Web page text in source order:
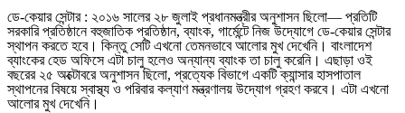
ডে-কেয়ার সেন্টার : ২০১৬ সালের ২৮ জুলাই প্রধানমন্ত্রীর অনুশাসন ছিলো— প্রতিটি
সরকারি প্রতিষ্ঠানে বহুজাতিক প্রতিষ্ঠান, ব্যাংক, গার্মেন্টে নিজ উদ্যোগে ডে-কেয়ার সেন্টার
স্থাপন করতে হবে। কিন্তু সেটি এখনো তেমনভাবে আলোর মুখ দেখেনি। বাংলাদেশ
ব্যাংকের হেড অফিসে এটা চালু হলেও অন্যান্য ব্যাংক তা চালু করেনি। এছাড়া ওই
বছরের ২৫ অক্টোবরে অনুশাসন ছিলো, প্রত্যেক বিভাগে একটি ক্যান্সার হাসপাতাল
স্থাপনের বিষয়ে স্বাস্থ্য ও পরিবার কল্যাণ মন্ত্রণালয় উদ্যোগ গ্রহণ করবে। এটা এখনো
আলোর মুখ দেখেনি।